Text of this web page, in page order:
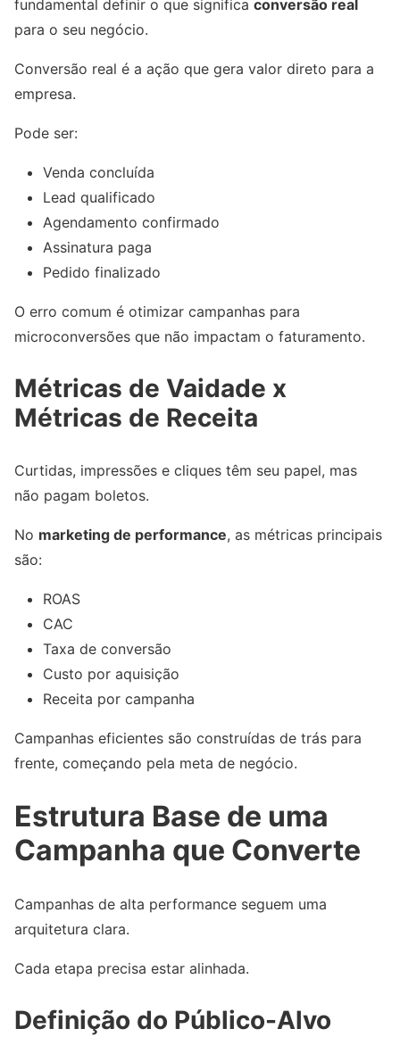
fundamental definir o que significa conversão real
para o seu negócio.
Conversão real é a ação que gera valor direto para a
empresa.
Pode ser:
Venda concluída
Lead qualificado
Agendamento confirmado
Assinatura paga
Pedido finalizado
O erro comum é otimizar campanhas para
microconversões que não impactam o faturamento.
Métricas de Vaidade x
Métricas de Receita
Curtidas, impressões e cliques têm seu papel, mas
não pagam boletos.
No marketing de performance, as métricas principais
são:
ROAS
CAC
Taxa de conversão
Custo por aquisição
Receita por campanha
Campanhas eficientes são construídas de trás para
frente, começando pela meta de negócio.
Estrutura Base de uma
Campanha que Converte
Campanhas de alta performance seguem uma
arquitetura clara.
Cada etapa precisa estar alinhada.
Definição do Público-Alvo